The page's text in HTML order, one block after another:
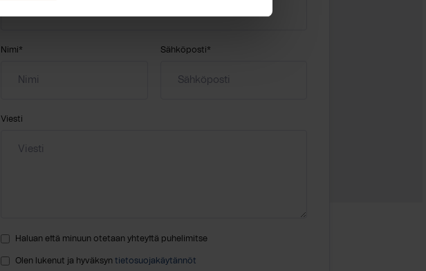
Nimi* Sähköposti*
Viesti
Haluan että minuun otetaan yhteyttä puhelimitse
Olen lukenut ja hyväksyntietosuojakäytännöt